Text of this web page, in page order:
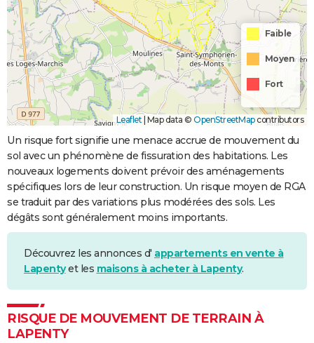
Faible
Moyen
Fort
Leaflet | Map data © OpenStreetMapcontributors
Un risque fort signifie une menace accrue de mouvement du
sol avec un phénomène de fissuration des habitations. Les
nouveaux logements doivent prévoir des aménagements
spécifiques lors de leur construction. Un risque moyen de RGA
se traduit par des variations plus modérées des sols. Les
dégâts sont généralement moins importants.
Découvrez les annonces d' appartements en vente à
Lapentyet les maisons à acheter à Lapenty.
RISQUE DE MOUVEMENT DE TERRAIN À
LAPENTY